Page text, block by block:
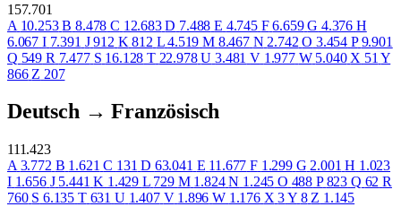
157.701
A 10.253 B 8.478 C 12.683 D 7.488 E 4.745 F 6.659 G 4.376 H
6.067 I 7.391 J 912 K 812 L 4.519 M 8.467 N 2.742 O 3.454 P 9.901
Q 549 R 7.477 S 16.128 T 22.978 U 3.481 V 1.977 W 5.040 X 51 Y
866 Z 207
Deutsch → Französisch
111.423
A 3.772 B 1.621 C 131 D 63.041 E 11.677 F 1.299 G 2.001 H 1.023
I 1.656 J 5.441 K 1.429 L 729 M 1.824 N 1.245 O 488 P 823 Q 62 R
760 S 6.135 T 631 U 1.407 V 1.896 W 1.176 X 3Y 8 Z 1.145